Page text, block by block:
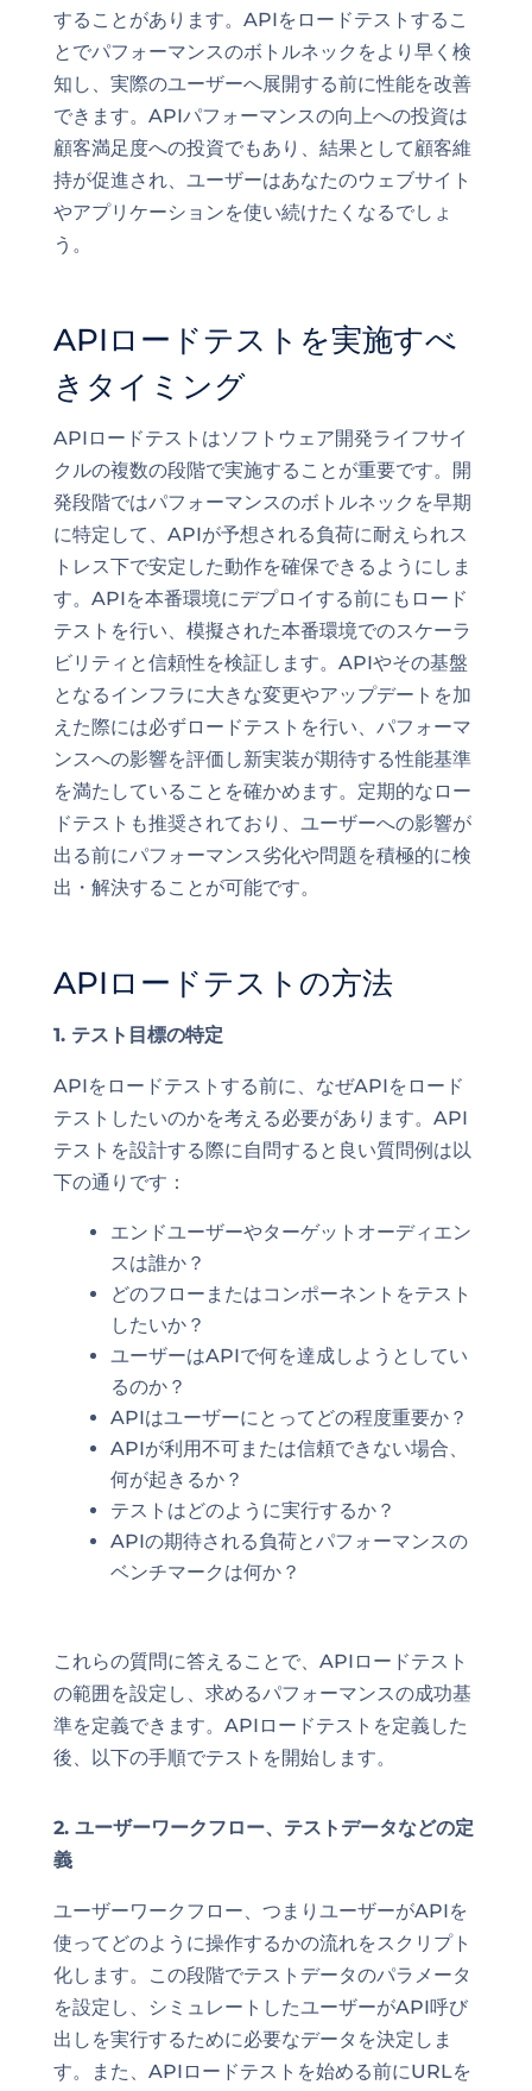
することがあります。APIをロードテストするこ
とでパフォーマンスのボトルネックをより早く検
知し、実際のユーザーへ展開する前に性能を改善
できます。APIパフォーマンスの向上への投資は
顧客満足度への投資でもあり、結果として顧客維
持が促進され、ユーザーはあなたのウェブサイト
やアプリケーションを使い続けたくなるでしょ
う。
APIロードテストを実施すべ
きタイミング
APIロードテストはソフトウェア開発ライフサイ
クルの複数の段階で実施することが重要です。開
発段階ではパフォーマンスのボトルネックを早期
に特定して、APIが予想される負荷に耐えられス
トレス下で安定した動作を確保できるようにしま
す。APIを本番環境にデプロイする前にもロード
テストを行い、模擬された本番環境でのスケーラ
ビリティと信頼性を検証します。APIやその基盤
となるインフラに大きな変更やアップデートを加
えた際には必ずロードテストを行い、パフォーマ
ンスへの影響を評価し新実装が期待する性能基準
を満たしていることを確かめます。定期的なロー
ドテストも推奨されており、ユーザーへの影響が
出る前にパフォーマンス劣化や問題を積極的に検
出・解決することが可能です。
APIロードテストの方法
1. テスト目標の特定
APIをロードテストする前に、なぜAPIをロード
テストしたいのかを考える必要があります。API
テストを設計する際に自問すると良い質問例は以
下の通りです：
エンドユーザーやターゲットオーディエン
スは誰か？
どのフローまたはコンポーネントをテスト
したいか？
ユーザーはAPIで何を達成しようとしてい
るのか？
APIはユーザーにとってどの程度重要か？
APIが利用不可または信頼できない場合、
何が起きるか？
テストはどのように実行するか？
APIの期待される負荷とパフォーマンスの
ベンチマークは何か？
これらの質問に答えることで、APIロードテスト
の範囲を設定し、求めるパフォーマンスの成功基
準を定義できます。APIロードテストを定義した
後、以下の手順でテストを開始します。
2. ユーザーワークフロー、テストデータなどの定
義
ユーザーワークフロー、つまりユーザーがAPIを
使ってどのように操作するかの流れをスクリプト
化します。この段階でテストデータのパラメータ
を設定し、シミュレートしたユーザーがAPI呼び
出しを実行するために必要なデータを決定しま
す。また、APIロードテストを始める前にURLを